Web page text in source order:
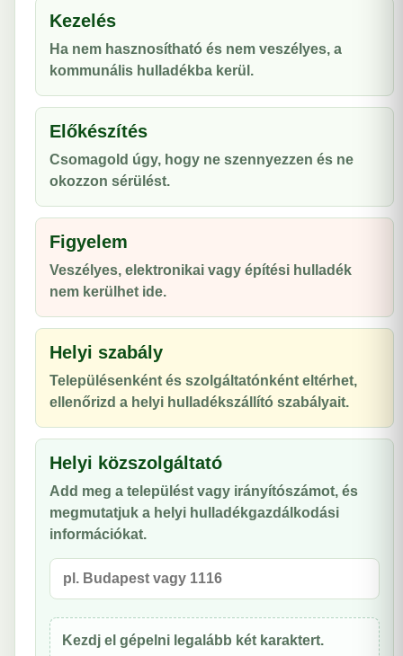
Kezelés
Ha nem hasznosítható és nem veszélyes, a
kommunális hulladékba kerül.
Előkészítés
Csomagold úgy, hogy ne szennyezzen és ne
okozzon sérülést.
Figyelem
Veszélyes, elektronikai vagy építési hulladék
nem kerülhet ide.
Helyi szabály
Településenként és szolgáltatónként eltérhet,
ellenőrizd a helyi hulladékszállító szabályait.
Helyi közszolgáltató
Add meg a települést vagy irányítószámot, és
megmutatjuk a helyi hulladékgazdálkodási
információkat.
Kezdj el gépelni legalább két karaktert.